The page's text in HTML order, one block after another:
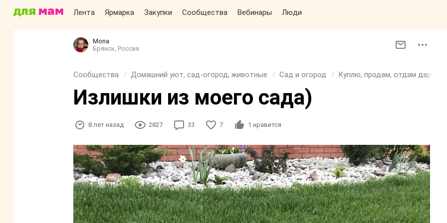
Лента Ярмарка Закупки Сообщества Вебинары Люди
Mona
Брянск, Россия
Сообщества Домашний уют, сад-огород, животные Сад и огород Куплю, продам, отдам даром,
Излишки из моего сада)
8 лет назад 2827 33 7 1 нравится